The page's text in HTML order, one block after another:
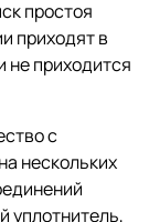
простоя
приходят в
не приходится
с
нескольких
уплотнитель,